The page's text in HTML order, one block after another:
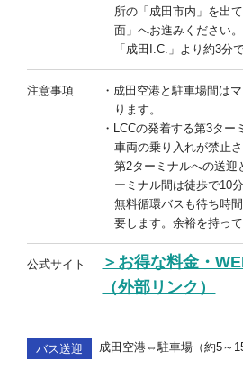
所の「成田市内」を出
面」へお進みください
「成田I.C.」より約3分で
注意事項
成田空港と駐車場間は
ります。
LCCの発着する第3タ
車両の乗り入れが禁止
第2ターミナルへの送
ーミナル間は徒歩で10
無料循環バスも待ち時
要します。余裕を持って
公式サイト
＞お得な料金・
（外部リンク）
バス送迎 成田空港⇔駐車場（約5～